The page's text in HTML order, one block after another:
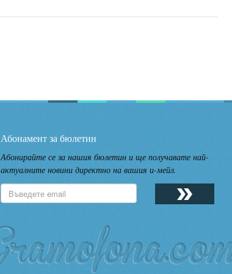
Абонамент за бюлетин
Абонирайте се за нашия бюлетин и ще получавате най-
актуалните новини директно на вашия и-мейл.